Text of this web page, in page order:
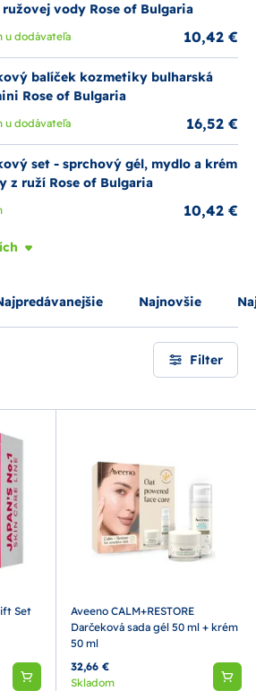
vody Rose of Bulgaria
u dodávateľa 10,42 €
balíček kozmetiky bulharská
Rose of Bulgaria
u dodávateľa 16,52 €
set - sprchový gél, mydlo a krém
z ruží Rose of Bulgaria
10,42 €
Najnovšie
Filter
Set
Aveeno CALM+RESTORE
Darčeková sada gél 50 ml + krém
50 ml
32,66 €
Skladom